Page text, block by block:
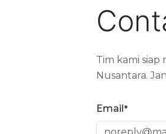
Tim kami
Nusantara.
Email*